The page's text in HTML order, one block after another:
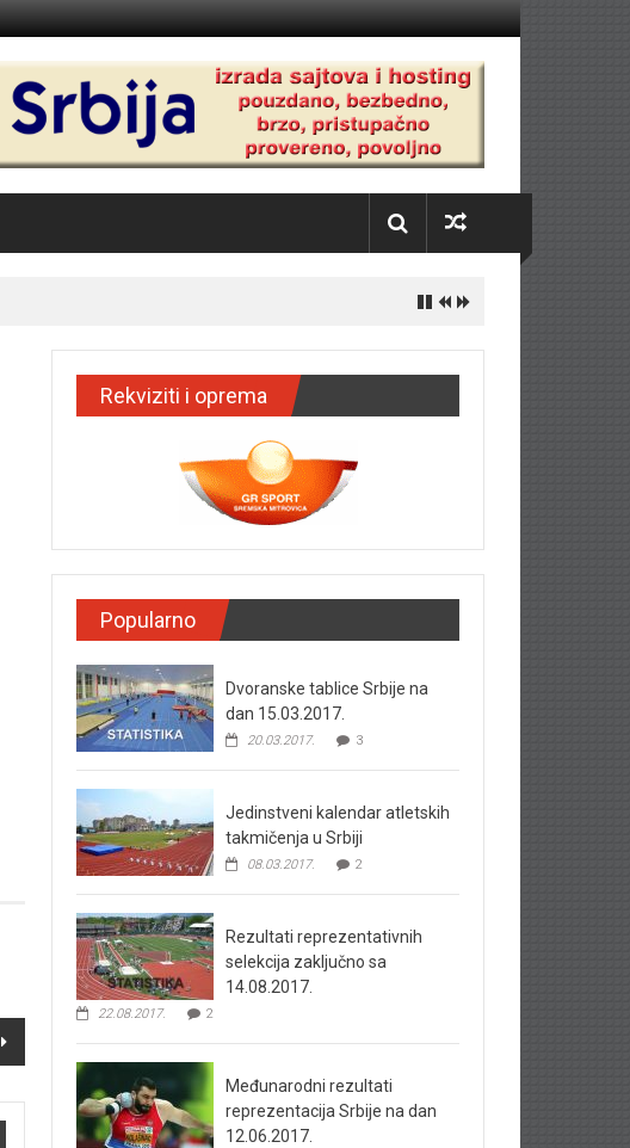
Rekviziti i oprema
Popularno
Dvoranske tablice Srbije na
dan 15.03.2017.
20.03.2017. 3
Jedinstveni kalendar atletskih
takmičenja u Srbiji
08.03.2017. 2
Rezultati reprezentativnih
selekcija zaključno sa
14.08.2017.
22.08.2017. 2
Međunarodni rezultati
reprezentacija Srbije na dan
12.06.2017.